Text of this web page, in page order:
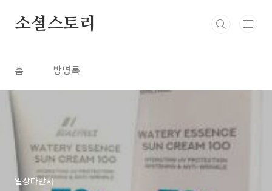
소셜스토리
홈 방명록
일상다반사